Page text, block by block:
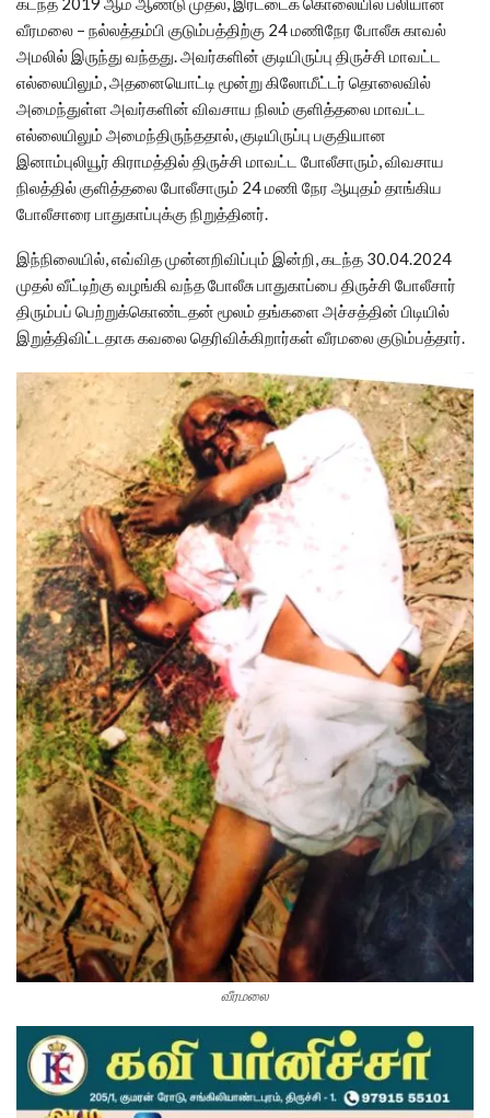
வீரமலை – நல்லத்தம்பி குடும்பத்திற்கு 24 மணிநேர போலீசு காவல்
அமலில் இருந்து வந்தது. அவர்களின் குடியிருப்பு திருச்சி மாவட்ட
எல்லையிலும், அதனையொட்டி மூன்று கிலோமீட்டர் தொலைவில்
அமைந்துள்ள அவர்களின் விவசாய நிலம் குளித்தலை மாவட்ட
எல்லையிலும் அமைந்திருந்ததால், குடியிருப்பு பகுதியான
இனாம்புலியூர் கிராமத்தில் திருச்சி மாவட்ட போலீசாரும், விவசாய
நிலத்தில் குளித்தலை போலீசாரும் 24 மணி நேர ஆயுதம் தாங்கிய
போலீசாரை பாதுகாப்புக்கு நிறுத்தினர்.
இந்நிலையில், எவ்வித முன்னறிவிப்பும் இன்றி, கடந்த 30.04.2024
முதல் வீட்டிற்கு வழங்கி வந்த போலீசு பாதுகாப்பை திருச்சி போலீசார்
திரும்பப் பெற்றுக்கொண்டதன் மூலம் தங்களை அச்சத்தின் பிடியில்
இறுத்திவிட்டதாக கவலை தெரிவிக்கிறார்கள் வீரமலை குடும்பத்தார்.
வீரமலை